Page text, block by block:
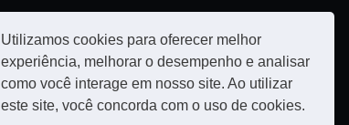
Utilizamos cookies para oferecer melhor
experiência, melhorar o desempenho e analisar
como você interage em nosso site. Ao utilizar
este site, você concorda com o uso de cookies.